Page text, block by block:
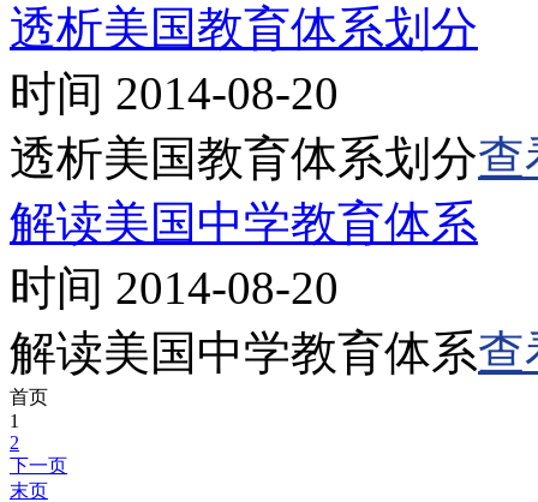
透析美国教育体系划分
时间 2014-08-20
透析美国教育体系划分查
解读美国中学教育体系
时间 2014-08-20
解读美国中学教育体系查
首页
1
2
下一页
末页